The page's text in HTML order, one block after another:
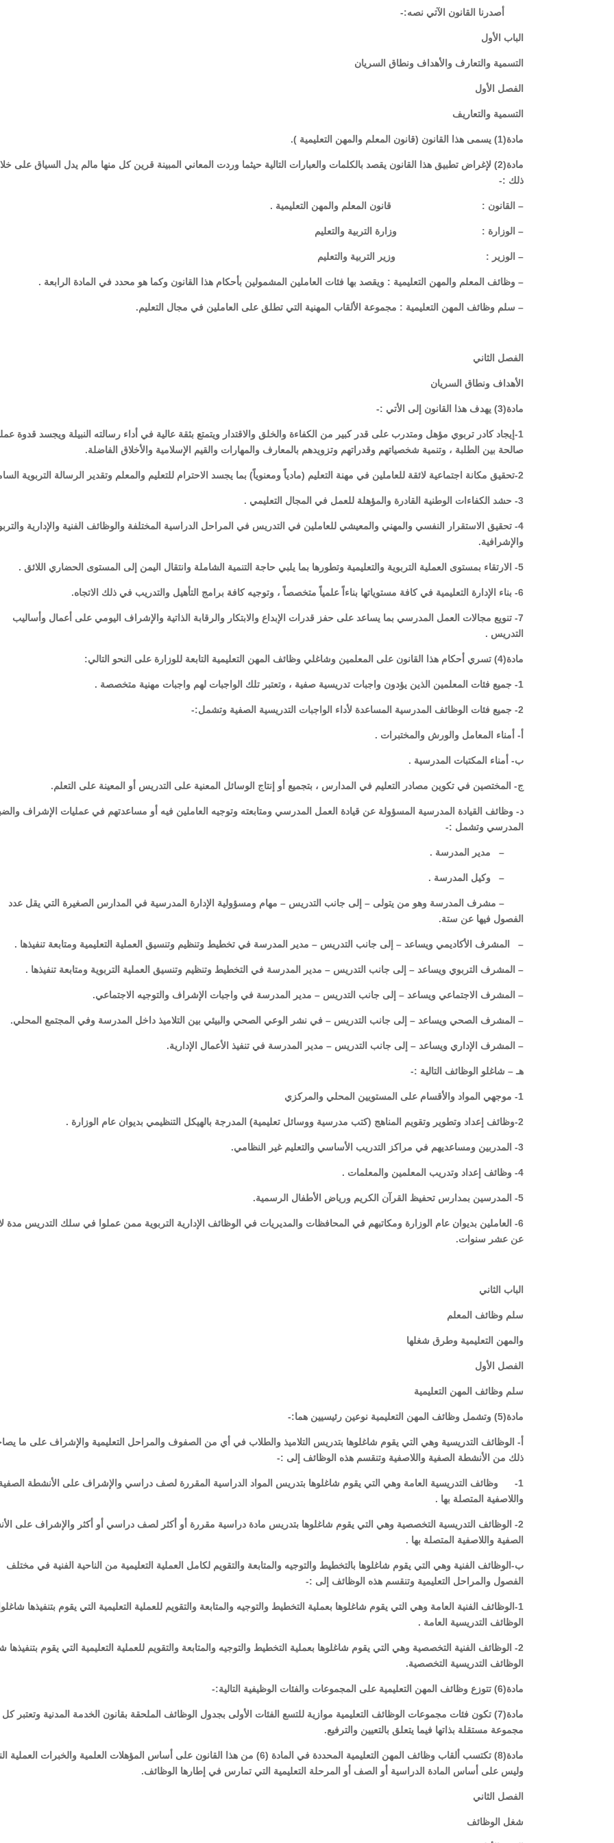
أصدرنا القانون الآتي نصه:-
الباب الأول
التسمية والتعارف والأهداف ونطاق السريان
الفصل الأول
التسمية والتعاريف
مادة(1) يسمى هذا القانون (قانون المعلم والمهن التعليمية ).
مادة(2) لإغراض تطبيق هذا القانون يقصد بالكلمات والعبارات التالية حيثما وردت المعاني المبينة قرين كل منها مالم يدل السياق على
ذلك :-
– القانون : قانون المعلم والمهن التعليمية .
– الوزارة : وزارة التربية والتعليم
– الوزير : وزير التربية والتعليم
– وظائف المعلم والمهن التعليمية : ويقصد بها فئات العاملين المشمولين بأحكام هذا القانون وكما هو محدد في المادة الرابعة .
– سلم وظائف المهن التعليمية : مجموعة الألقاب المهنية التي تطلق على العاملين في مجال التعليم.
الفصل الثاني
الأهداف ونطاق السريان
مادة(3) يهدف هذا القانون إلى الأتي :-
1-إيجاد كادر تربوي مؤهل ومتدرب على قدر كبير من الكفاءة والخلق والاقتدار ويتمتع بثقة عالية في أداء رسالته النبيلة ويجسد قدوة
صالحة بين الطلبة ، وتنمية شخصياتهم وقدراتهم وتزويدهم بالمعارف والمهارات والقيم الإسلامية والأخلاق الفاضلة.
2-تحقيق مكانة اجتماعية لائقة للعاملين في مهنة التعليم (مادياً ومعنوياً) بما يجسد الاحترام للتعليم والمعلم وتقدير الرسالة التربوية السامية .
3- حشد الكفاءات الوطنية القادرة والمؤهلة للعمل في المجال التعليمي .
4- تحقيق الاستقرار النفسي والمهني والمعيشي للعاملين في التدريس في المراحل الدراسية المختلفة والوظائف الفنية والإدارية
والإشرافية.
5- الارتقاء بمستوى العملية التربوية والتعليمية وتطورها بما يلبي حاجة التنمية الشاملة وانتقال اليمن إلى المستوى الحضاري اللائق .
6- بناء الإدارة التعليمية في كافة مستوياتها بناءاً علمياً متخصصاً ، وتوجيه كافة برامج التأهيل والتدريب في ذلك الاتجاه.
7- تنويع مجالات العمل المدرسي بما يساعد على حفز قدرات الإبداع والابتكار والرقابة الذاتية والإشراف اليومي على أعمال وأساليب
التدريس .
مادة(4) تسري أحكام هذا القانون على المعلمين وشاغلي وظائف المهن التعليمية التابعة للوزارة على النحو التالي:
1- جميع فئات المعلمين الذين يؤدون واجبات تدريسية صفية ، وتعتبر تلك الواجبات لهم واجبات مهنية متخصصة .
2- جميع فئات الوظائف المدرسية المساعدة لأداء الواجبات التدريسية الصفية وتشمل:-
أ- أمناء المعامل والورش والمختبرات .
ب- أمناء المكتبات المدرسية .
ج- المختصين في تكوين مصادر التعليم في المدارس ، بتجميع أو إنتاج الوسائل المعنية على التدريس أو المعينة على التعلم.
د- وظائف القيادة المدرسية المسؤولة عن قيادة العمل المدرسي ومتابعته وتوجيه العاملين فيه أو مساعدتهم في عمليات الإشراف
المدرسي وتشمل :-
– مدير المدرسة .
– وكيل المدرسة .
– مشرف المدرسة وهو من يتولى – إلى جانب التدريس – مهام ومسؤولية الإدارة المدرسية في المدارس الصغيرة التي يقل عدد
الفصول فيها عن ستة.
– المشرف الأكاديمي ويساعد – إلى جانب التدريس – مدير المدرسة في تخطيط وتنظيم وتنسيق العملية التعليمية ومتابعة تنفيذها .
– المشرف التربوي ويساعد – إلى جانب التدريس – مدير المدرسة في التخطيط وتنظيم وتنسيق العملية التربوية ومتابعة تنفيذها .
– المشرف الاجتماعي ويساعد – إلى جانب التدريس – مدير المدرسة في واجبات الإشراف والتوجيه الاجتماعي.
– المشرف الصحي ويساعد – إلى جانب التدريس – في نشر الوعي الصحي والبيئي بين التلاميذ داخل المدرسة وفي المجتمع المحلي.
– المشرف الإداري ويساعد – إلى جانب التدريس – مدير المدرسة في تنفيذ الأعمال الإدارية.
هـ – شاغلو الوظائف التالية :-
1- موجهي المواد والأقسام على المستويين المحلي والمركزي
2-وظائف إعداد وتطوير وتقويم المناهج (كتب مدرسية ووسائل تعليمية) المدرجة بالهيكل التنظيمي بديوان عام الوزارة .
3- المدربين ومساعديهم في مراكز التدريب الأساسي والتعليم غير النظامي.
4- وظائف إعداد وتدريب المعلمين والمعلمات .
5- المدرسين بمدارس تحفيظ القرآن الكريم ورياض الأطفال الرسمية.
6- العاملين بديوان عام الوزارة ومكاتبهم في المحافظات والمديريات في الوظائف الإدارية التربوية ممن عملوا في سلك التدريس مدة
عن عشر سنوات.
الباب الثاني
سلم وظائف المعلم
والمهن التعليمية وطرق شغلها
الفصل الأول
سلم وظائف المهن التعليمية
مادة(5) وتشمل وظائف المهن التعليمية نوعين رئيسيين هما:-
أ- الوظائف التدريسية وهي التي يقوم شاغلوها بتدريس التلاميذ والطلاب في أي من الصفوف والمراحل التعليمية والإشراف على ما
ذلك من الأنشطة الصفية واللاصفية وتنقسم هذه الوظائف إلى :-
1- وظائف التدريسية العامة وهي التي يقوم شاغلوها بتدريس المواد الدراسية المقررة لصف دراسي والإشراف على الأنشطة
واللاصفية المتصلة بها .
2- الوظائف التدريسية التخصصية وهي التي يقوم شاغلوها بتدريس مادة دراسية مقررة أو أكثر لصف دراسي أو أكثر والإشراف على
الصفية واللاصفية المتصلة بها .
ب-الوظائف الفنية وهي التي يقوم شاغلوها بالتخطيط والتوجيه والمتابعة والتقويم لكامل العملية التعليمية من الناحية الفنية في مختلف
الفصول والمراحل التعليمية وتنقسم هذه الوظائف إلى :-
1-الوظائف الفنية العامة وهي التي يقوم شاغلوها بعملية التخطيط والتوجيه والمتابعة والتقويم للعملية التعليمية التي يقوم بتنفيذها
الوظائف التدريسية العامة .
2- الوظائف الفنية التخصصية وهي التي يقوم شاغلوها بعملية التخطيط والتوجيه والمتابعة والتقويم للعملية التعليمية التي يقوم بتنفيذها
الوظائف التدريسية التخصصية.
مادة(6) تتوزع وظائف المهن التعليمية على المجموعات والفئات الوظيفية التالية:-
مادة(7) تكون فئات مجموعات الوظائف التعليمية موازية للتسع الفئات الأولى بجدول الوظائف الملحقة بقانون الخدمة المدنية وتعتبر كل
مجموعة مستقلة بذاتها فيما يتعلق بالتعيين والترفيع.
مادة(8) تكتسب ألقاب وظائف المهن التعليمية المحددة في المادة (6) من هذا القانون على أساس المؤهلات العلمية والخبرات
وليس على أساس المادة الدراسية أو الصف أو المرحلة التعليمية التي تمارس في إطارها الوظائف.
الفصل الثاني
شغل الوظائف